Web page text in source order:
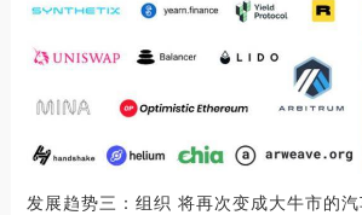
发展趋势三：组织 将再次变成大牛市的